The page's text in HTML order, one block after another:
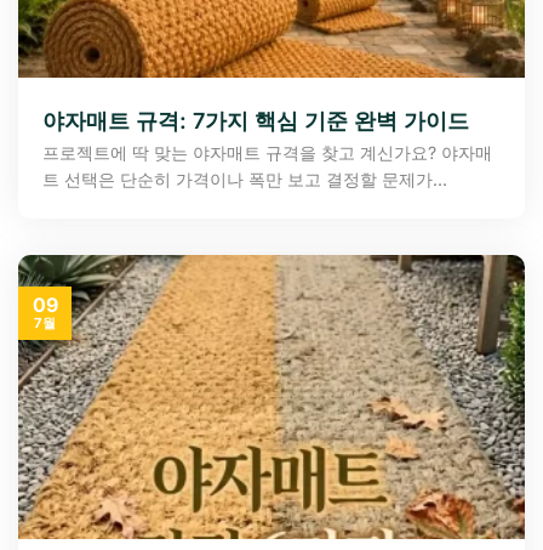
야자매트 규격: 7가지 핵심 기준 완벽 가이드
프로젝트에 딱 맞는 야자매트 규격을 찾고 계신가요? 야자매
트 선택은 단순히 가격이나 폭만 보고 결정할 문제가...
09
7월